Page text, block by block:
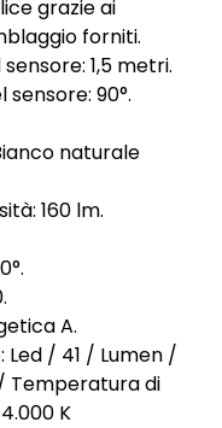
grazie ai
forniti.
1,5 metri.
90°.
naturale
160 lm.
A.
/ 41 / Lumen /
Temperatura di
K